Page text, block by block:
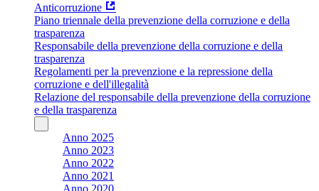
Anticorruzione
Piano triennale della prevenzione della corruzione e della
trasparenza
Responsabile della prevenzione della corruzione e della
trasparenza
Regolamenti per la prevenzione e la repressione della
corruzione e dell'illegalità
Relazione del responsabile della prevenzione della corruzione
e della trasparenza
Anno 2025
Anno 2023
Anno 2022
Anno 2021
Anno 2020